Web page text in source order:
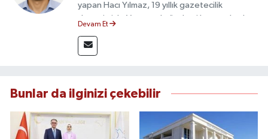
yapan Hacı Yılmaz, 19 yıllık gazetecilik
deneyimiyle Van yerel gündemi başta olmak
takip etmektedir. Editoryal sürece katkı sunan
Yılmaz, tarafsızlık, doğruluk ve etik ilkeler
bilgilendirmektedir.
Devam Et
Bunlar da ilginizi çekebilir